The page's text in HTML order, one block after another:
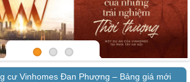
cư Vinhomes Đan Phượng – Bảng giá mới